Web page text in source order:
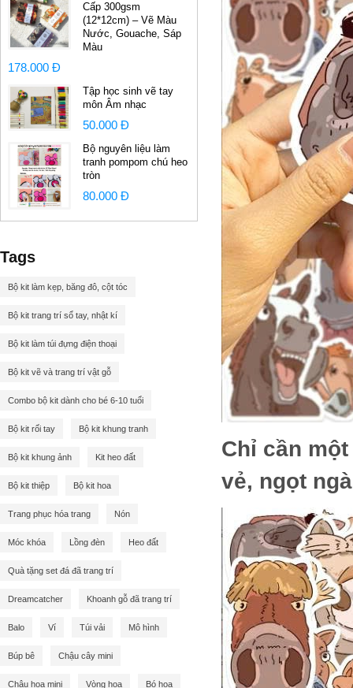
Cấp 300gsm
(12*12cm) – Vẽ Màu
Nước, Gouache, Sáp
Màu
178.000 Đ
Tập học sinh vẽ tay
môn Âm nhạc
50.000 Đ
Bộ nguyên liệu làm
tranh pompom chú heo
tròn
80.000 Đ
Tags
Bộ kit làm kẹp, băng đô, cột tóc
Bộ kit trang trí sổ tay, nhật kí
Bộ kit làm túi đựng điện thoại
Bộ kit vẽ và trang trí vật gỗ
Combo bộ kit dành cho bé 6-10 tuổi
Bộ kit rối tay Bộ kit khung tranh
Bộ kit khung ảnh Kit heo đất
Bộ kit thiệp Bộ kit hoa
Trang phục hóa trang Nón
Móc khóa Lồng đèn Heo đất
Quà tặng set đá đã trang trí
Dreamcatcher Khoanh gỗ đã trang trí
Balo Ví Túi vải Mô hình
Búp bê Chậu cây mini
Chậu hoa mini Vòng hoa Bó hoa
Chỉ cần
vẻ, ngọt